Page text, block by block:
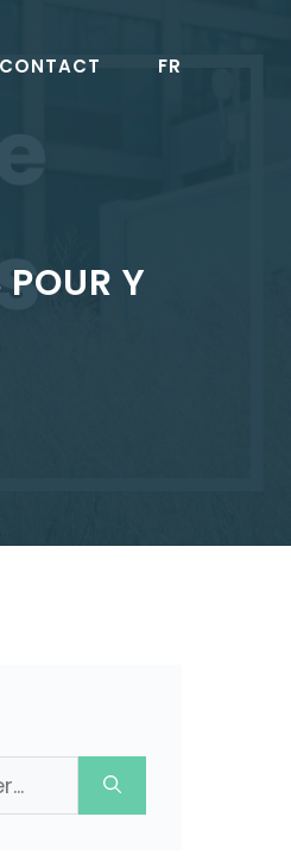
CONTACT FR
Y